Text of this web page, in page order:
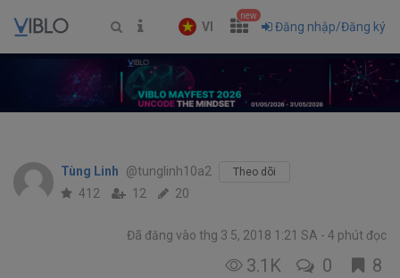
VI
new
Đăng nhập/Đăng ký
Tùng Linh @tunglinh10a2 Theo dõi
412 12 20
Đã đăng vào thg 3 5, 2018 1:21 SA 4 phút đọc
3.1K 0 8